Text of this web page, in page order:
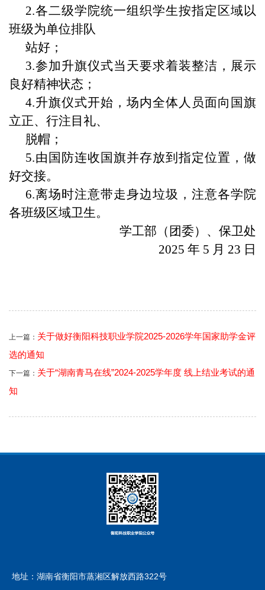
2.各二级学院统一组织学生按指定区域以
班级为单位排队
站好；
3.参加升旗仪式当天要求着装整洁，展示
良好精神状态；
4.升旗仪式开始，场内全体人员面向国旗
立正、行注目礼、
脱帽；
5.由国防连收国旗并存放到指定位置，做
好交接。
6.离场时注意带走身边垃圾，注意各学院
各班级区域卫生。
学工部（团委）、保卫处
2025 年 5 月 23 日
上一篇： 关于做好衡阳科技职业学院2025-2026学年国家助学金评
选的通知
下一篇： 关于“湖南青马在线”2024-2025学年度 线上结业考试的通
知
地址：湖南省衡阳市蒸湘区解放西路322号